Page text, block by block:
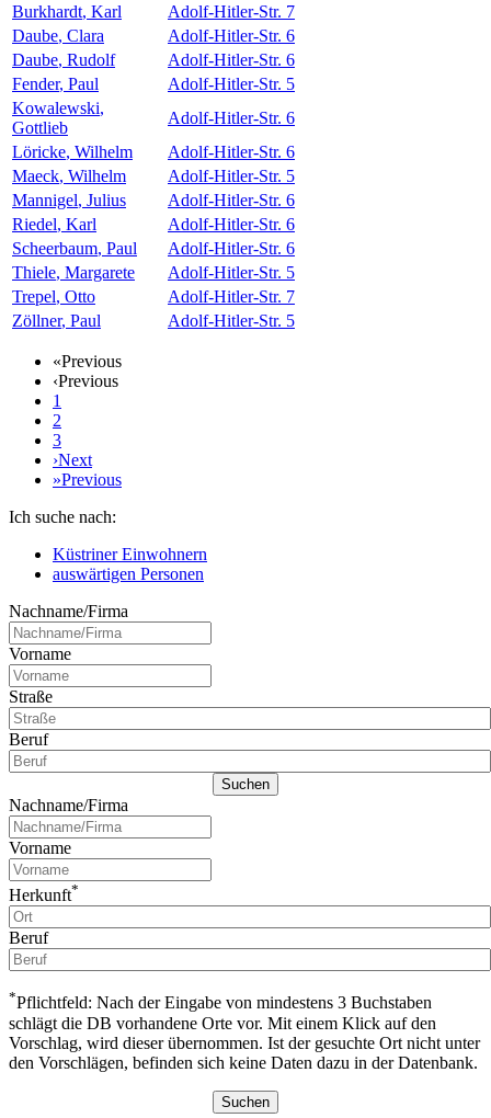
Burkhardt, Karl
Adolf-Hitler-Str. 7
Daube, Clara
Adolf-Hitler-Str. 6
Daube, Rudolf
Adolf-Hitler-Str. 6
Fender, Paul
Adolf-Hitler-Str. 5
Kowalewski,
Gottlieb
Adolf-Hitler-Str. 6
Löricke, Wilhelm
Adolf-Hitler-Str. 6
Maeck, Wilhelm
Adolf-Hitler-Str. 5
Mannigel, Julius
Adolf-Hitler-Str. 6
Riedel, Karl
Adolf-Hitler-Str. 6
Scheerbaum, Paul
Adolf-Hitler-Str. 6
Thiele, Margarete
Adolf-Hitler-Str. 5
Trepel, Otto
Adolf-Hitler-Str. 7
Zöllner, Paul Adolf-Hitler-Str. 5
«Previous
‹Previous
1
2
3
›Next
»Previous
Ich suche nach:
Küstriner Einwohnern
auswärtigen Personen
Nachname/Firma
Vorname
Straße
Beruf
Nachname/Firma
Vorname
Herkunft*
Beruf
*Pflichtfeld: Nach der Eingabe von mindestens 3 Buchstaben
schlägt die DB vorhandene Orte vor. Mit einem Klick auf den
Vorschlag, wird dieser übernommen. Ist der gesuchte Ort nicht unter
den Vorschlägen, befinden sich keine Daten dazu in der Datenbank.